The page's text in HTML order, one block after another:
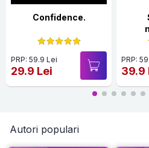
Confidence.
PRP: 59.9 Lei
29.9 Lei
PRP:
39.9
Autori populari